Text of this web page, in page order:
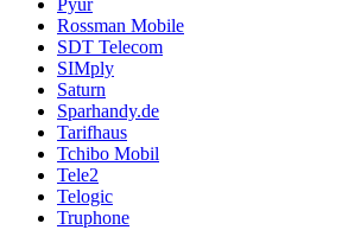
Pyur
Rossman Mobile
SDT Telecom
SIMply
Saturn
Sparhandy.de
Tarifhaus
Tchibo Mobil
Tele2
Telogic
Truphone